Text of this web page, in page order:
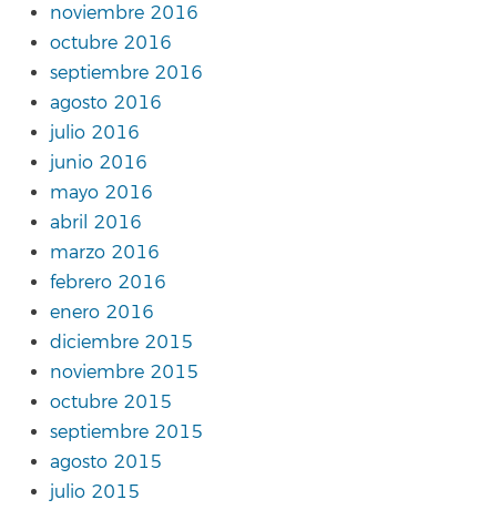
noviembre 2016
octubre 2016
septiembre 2016
agosto 2016
julio 2016
junio 2016
mayo 2016
abril 2016
marzo 2016
febrero 2016
enero 2016
diciembre 2015
noviembre 2015
octubre 2015
septiembre 2015
agosto 2015
julio 2015